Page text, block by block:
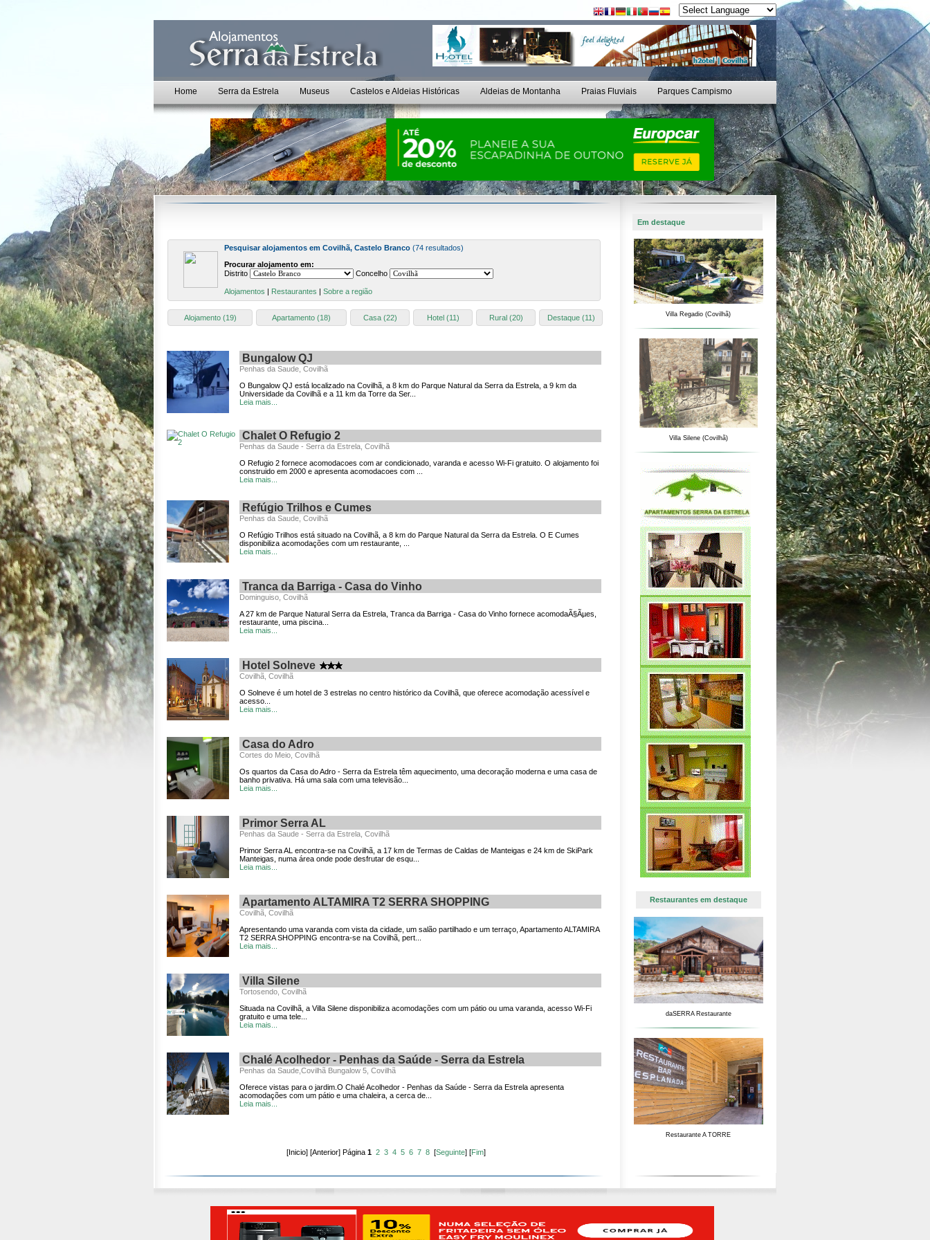
Home Serra da Estrela Museus Castelos e Aldeias Históricas Aldeias de Montanha Praias Fluviais Parques Campismo
Em destaque
Pesquisar alojamentos em Covilhã, Castelo Branco (74 resultados)
Procurar alojamento em:
Distrito
Concelho
Alojamentos | Restaurantes | Sobre a região
Alojamento (19) Apartamento (18) Casa (22) Hotel (11) Rural (20) Destaque (11)
Bungalow QJ
Penhas da Saude, Covilhã
O Bungalow QJ está localizado na Covilhã, a 8 km do Parque Natural da Serra da Estrela, a 9 km da
Universidade da Covilhã e a 11 km da Torre da Ser...
Leia mais...
Chalet O Refugio 2
Penhas da Saude - Serra da Estrela, Covilhã
O Refugio 2 fornece acomodacoes com ar condicionado, varanda e acesso Wi-Fi gratuito. O alojamento foi
construido em 2000 e apresenta acomodacoes com ...
Leia mais...
Refúgio Trilhos e Cumes
Penhas da Saude, Covilhã
O Refúgio Trilhos está situado na Covilhã, a 8 km do Parque Natural da Serra da Estrela. O E Cumes
disponibiliza acomodações com um restaurante, ...
Leia mais...
Tranca da Barriga - Casa do Vinho
Dominguiso, Covilhã
A 27 km de Parque Natural Serra da Estrela, Tranca da Barriga - Casa do Vinho fornece acomodaÃ§Ãµes,
restaurante, uma piscina...
Leia mais...
Hotel Solneve
Covilhã, Covilhã
O Solneve é um hotel de 3 estrelas no centro histórico da Covilhã, que oferece acomodação acessível e
acesso...
Leia mais...
Casa do Adro
Cortes do Meio, Covilhã
Os quartos da Casa do Adro - Serra da Estrela têm aquecimento, uma decoração moderna e uma casa de
banho privativa. Há uma sala com uma televisão...
Leia mais...
Primor Serra AL
Penhas da Saude - Serra da Estrela, Covilhã
Primor Serra AL encontra-se na Covilhã, a 17 km de Termas de Caldas de Manteigas e 24 km de SkiPark
Manteigas, numa área onde pode desfrutar de esqu...
Leia mais...
Apartamento ALTAMIRA T2 SERRA SHOPPING
Covilhã, Covilhã
Apresentando uma varanda com vista da cidade, um salão partilhado e um terraço, Apartamento ALTAMIRA
T2 SERRA SHOPPING encontra-se na Covilhã, pert...
Leia mais...
Villa Silene
Tortosendo, Covilhã
Situada na Covilhã, a Villa Silene disponibiliza acomodações com um pátio ou uma varanda, acesso Wi-Fi
gratuito e uma tele...
Leia mais...
Chalé Acolhedor - Penhas da Saúde - Serra da Estrela
Penhas da Saude,Covilhã Bungalow 5, Covilhã
Oferece vistas para o jardim.O Chalé Acolhedor - Penhas da Saúde - Serra da Estrela apresenta
acomodações com um pátio e uma chaleira, a cerca de...
Leia mais...
[Inicio] [Anterior] Página 1 2 3 4 5 6 7 8[Seguinte] [Fim]
Villa Regadio (Covilhã)
Villa Silene (Covilhã)
Restaurantes em destaque
daSERRA Restaurante
Restaurante A TORRE